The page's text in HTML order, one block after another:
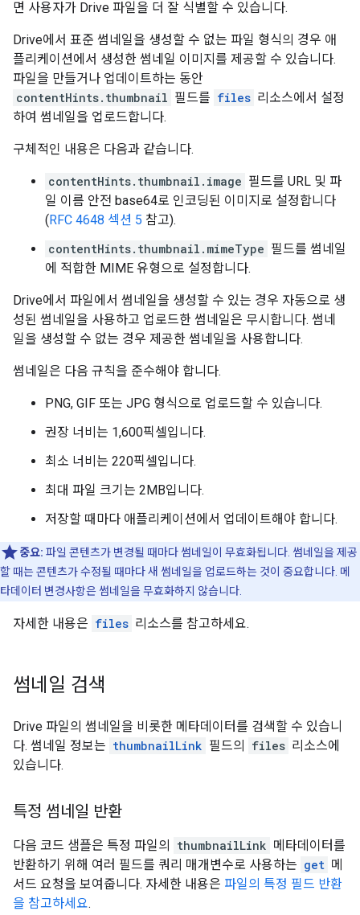
면 사용자가 Drive 파일을 더 잘 식별할 수 있습니다.
Drive에서 표준 썸네일을 생성할 수 없는 파일 형식의 경우 애
플리케이션에서 생성한 썸네일 이미지를 제공할 수 있습니다.
파일을 만들거나 업데이트하는 동안
contentHints.thumbnail 필드를 files 리소스에서 설정
하여 썸네일을 업로드합니다.
구체적인 내용은 다음과 같습니다.
contentHints.thumbnail.image 필드를 URL 및 파
일 이름 안전 base64로 인코딩된 이미지로 설정합니다
(RFC 4648 섹션 5 참고).
contentHints.thumbnail.mimeType 필드를 썸네일
에 적합한 MIME 유형으로 설정합니다.
Drive에서 파일에서 썸네일을 생성할 수 있는 경우 자동으로 생
성된 썸네일을 사용하고 업로드한 썸네일은 무시합니다. 썸네
일을 생성할 수 없는 경우 제공한 썸네일을 사용합니다.
썸네일은 다음 규칙을 준수해야 합니다.
PNG, GIF 또는 JPG 형식으로 업로드할 수 있습니다.
권장 너비는 1,600픽셀입니다.
최소 너비는 220픽셀입니다.
최대 파일 크기는 2MB입니다.
저장할 때마다 애플리케이션에서 업데이트해야 합니다.
중요: 파일 콘텐츠가 변경될 때마다 썸네일이 무효화됩니다. 썸네일을 제공
할 때는 콘텐츠가 수정될 때마다 새 썸네일을 업로드하는 것이 중요합니다. 메
타데이터 변경사항은 썸네일을 무효화하지 않습니다.
자세한 내용은 files 리소스를 참고하세요.
썸네일 검색
Drive 파일의 썸네일을 비롯한 메타데이터를 검색할 수 있습니
다. 썸네일 정보는 thumbnailLink 필드의 files 리소스에
있습니다.
특정 썸네일 반환
다음 코드 샘플은 특정 파일의 thumbnailLink 메타데이터를
반환하기 위해 여러 필드를 쿼리 매개변수로 사용하는 get 메
서드 요청을 보여줍니다. 자세한 내용은 파일의 특정 필드 반환
을 참고하세요.